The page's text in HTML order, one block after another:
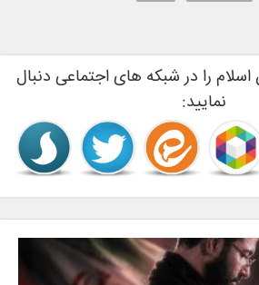
اسلام را در شبکه های اجتماعی دنبال
نمایید: